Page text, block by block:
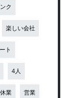
ク
楽しい会社
ト
4人
業 営業